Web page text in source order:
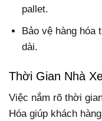
pallet.
Bảo vệ hàng hóa
dài.
Thời Gian Nhà
Việc nắm rõ thời
Hóa giúp khách